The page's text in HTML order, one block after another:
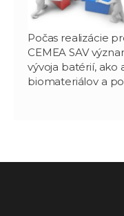
Počas realizácie
CEMEA SAV
vývoja batérií, ako
biomateriálov a